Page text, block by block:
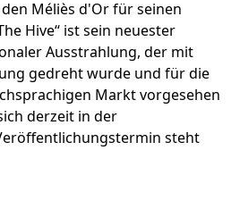
Méliès d'Or für seinen
Hive“ ist sein neuester
Ausstrahlung, der mit
gedreht wurde und für die
Markt vorgesehen
derzeit in der
steht